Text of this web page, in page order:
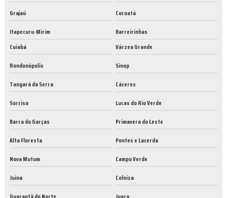
Grajaú
Coroatá
Itapecuru-Mirim
Barreirinhas
Cuiabá
Várzea Grande
Rondonópolis
Sinop
Tangará da Serra
Cáceres
Sorriso
Lucas do Rio Verde
Barra do Garças
Primavera do Leste
Alta Floresta
Pontes e Lacerda
Nova Mutum
Campo Verde
Juína
Colniza